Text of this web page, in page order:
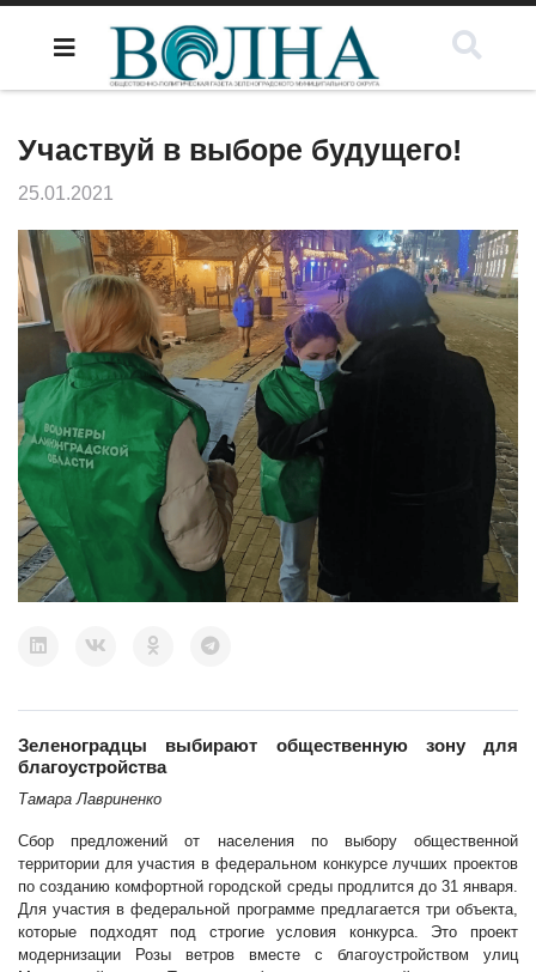
Участвуй в выборе будущего!
25.01.2021
Зеленоградцы выбирают общественную зону для
благоустройства
Тамара Лавриненко
Сбор предложений от населения по выбору общественной
территории для участия в федеральном конкурсе лучших проектов
по созданию комфортной городской среды продлится до 31 января.
Для участия в федеральной программе предлагается три объекта,
которые подходят под строгие условия конкурса. Это проект
модернизации Розы ветров вместе с благоустройством улиц